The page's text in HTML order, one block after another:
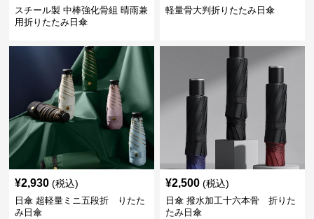
スチール製 中棒強化骨組 晴雨兼
用折りたたみ日傘
軽量骨大判折りたたみ日傘
¥2,930 (税込)
日傘 超軽量ミニ五段折 りたた
み日傘
¥2,500 (税込)
日傘 撥水加工十六本骨 折りた
たみ日傘